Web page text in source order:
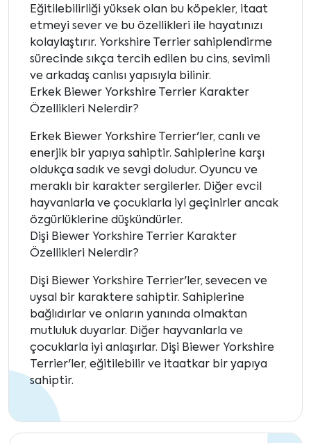
Eğitilebilirliği yüksek olan bu köpekler, itaat
etmeyi sever ve bu özellikleri ile hayatınızı
kolaylaştırır. Yorkshire Terrier sahiplendirme
sürecinde sıkça tercih edilen bu cins, sevimli
ve arkadaş canlısı yapısıyla bilinir.
Erkek Biewer Yorkshire Terrier Karakter
Özellikleri Nelerdir?
Erkek Biewer Yorkshire Terrier'ler, canlı ve
enerjik bir yapıya sahiptir. Sahiplerine karşı
oldukça sadık ve sevgi doludur. Oyuncu ve
meraklı bir karakter sergilerler. Diğer evcil
hayvanlarla ve çocuklarla iyi geçinirler ancak
özgürlüklerine düşkündürler.
Dişi Biewer Yorkshire Terrier Karakter
Özellikleri Nelerdir?
Dişi Biewer Yorkshire Terrier'ler, sevecen ve
uysal bir karaktere sahiptir. Sahiplerine
bağlıdırlar ve onların yanında olmaktan
mutluluk duyarlar. Diğer hayvanlarla ve
çocuklarla iyi anlaşırlar. Dişi Biewer Yorkshire
Terrier'ler, eğitilebilir ve itaatkar bir yapıya
sahiptir.